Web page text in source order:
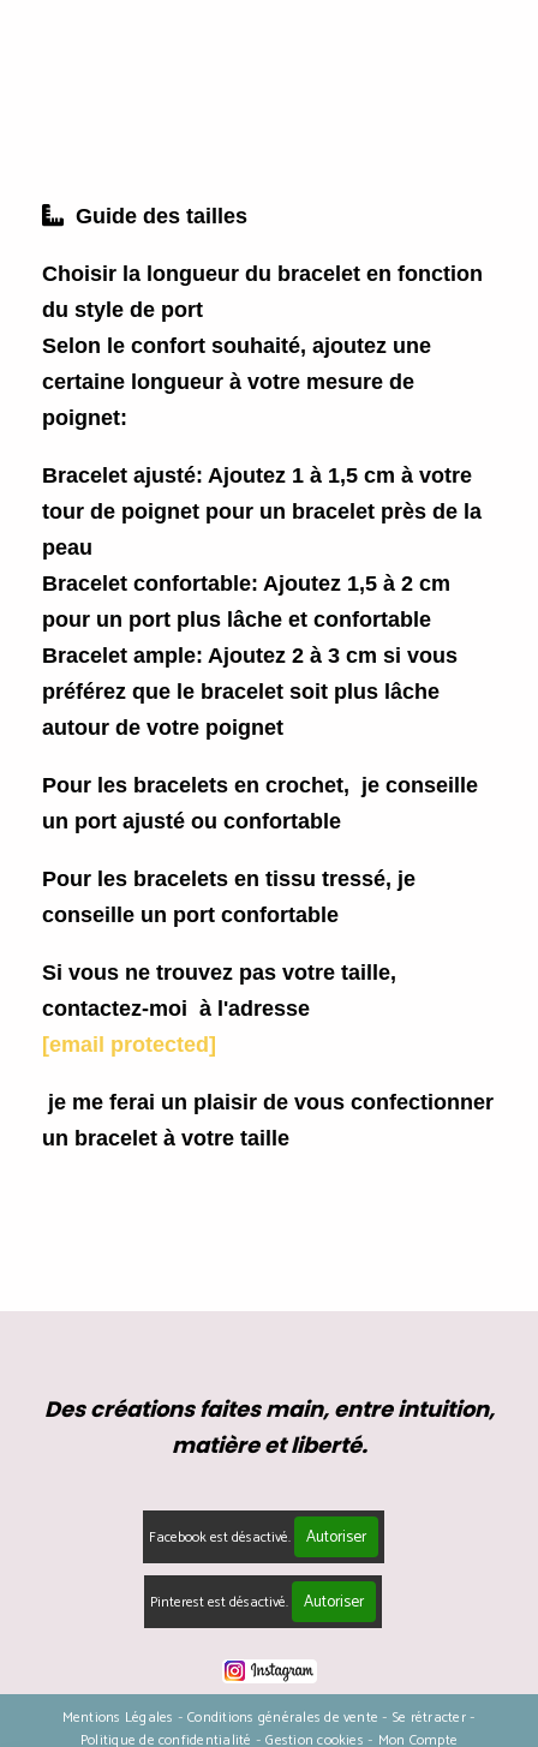
 Guide des tailles
Choisir la longueur du bracelet en fonction
du style de port
Selon le confort souhaité, ajoutez une
certaine longueur à votre mesure de
poignet:
Bracelet ajusté: Ajoutez 1 à 1,5 cm à votre
tour de poignet pour un bracelet près de la
peau
Bracelet confortable: Ajoutez 1,5 à 2 cm
pour un port plus lâche et confortable
Bracelet ample: Ajoutez 2 à 3 cm si vous
préférez que le bracelet soit plus lâche
autour de votre poignet
Pour les bracelets en crochet, je conseille
un port ajusté ou confortable
Pour les bracelets en tissu tressé, je
conseille un port confortable
Si vous ne trouvez pas votre taille,
contactez-moi à l'adresse
[email protected]
je me ferai un plaisir de vous confectionner
un bracelet à votre taille
Des créations faites main, entre intuition,
matière et liberté.
Facebook est désactivé. Autoriser
Pinterest est désactivé. Autoriser
Mentions Légales Conditions générales de vente
Se rétracter
Politique de confidentialité
Gestion cookies Mon Compte